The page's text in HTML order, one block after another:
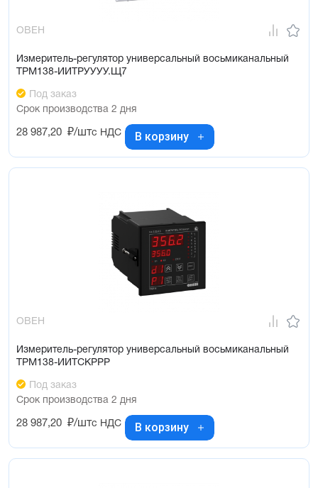
ОВЕН
Измеритель-регулятор универсальный восьмиканальный
ТРМ138-ИИТРУУУУ.Щ7
Под заказ
Срок производства 2 дня
28 987,20 ₽/штс НДС В корзину
ОВЕН
Измеритель-регулятор универсальный восьмиканальный
ТРМ138-ИИТСКРРР
Под заказ
Срок производства 2 дня
28 987,20 ₽/штс НДС В корзину